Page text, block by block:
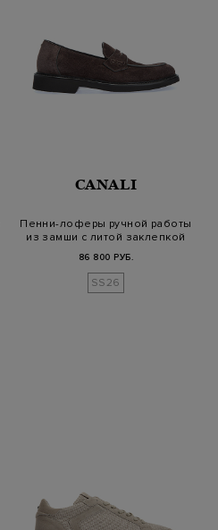
CANALI
Пенни-лоферы ручной работы
из замши с литой заклепкой
86 800 РУБ.
SS26